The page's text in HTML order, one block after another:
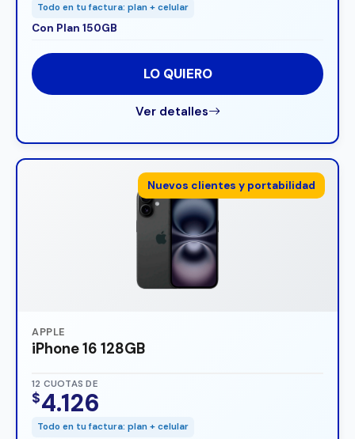
Todo en tu factura: plan + celular
Con Plan 150GB
LO QUIERO
Ver detalles
Nuevos clientes y portabilidad
APPLE
iPhone 16 128GB
12 CUOTAS DE
$4.126
Todo en tu factura: plan + celular